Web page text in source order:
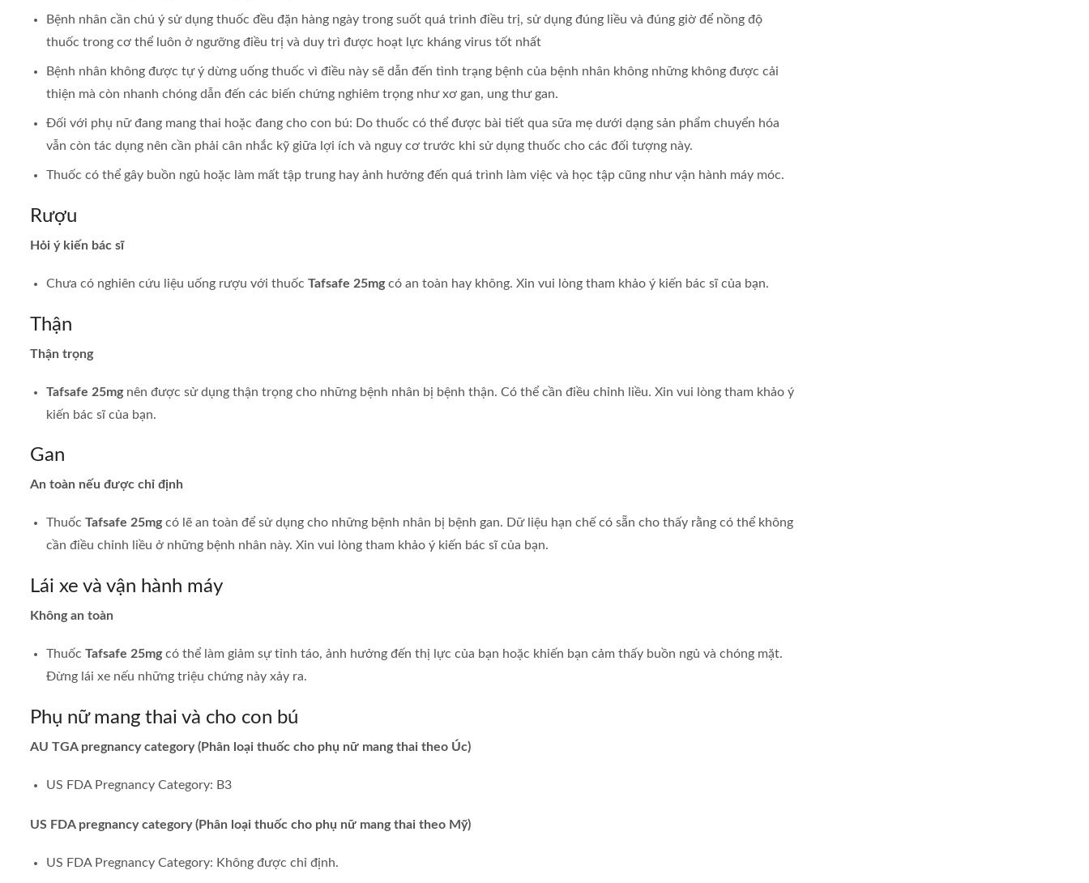
Bệnh nhân cần chú ý sử dụng thuốc đều đặn hàng ngày trong suốt quá trình điều trị, sử dụng đúng liều và đúng giờ để nồng độ
thuốc trong cơ thể luôn ở ngưỡng điều trị và duy trì được hoạt lực kháng virus tốt nhất
Bệnh nhân không được tự ý dừng uống thuốc vì điều này sẽ dẫn đến tình trạng bệnh của bệnh nhân không những không được cải
thiện mà còn nhanh chóng dẫn đến các biến chứng nghiêm trọng như xơ gan, ung thư gan.
Đối với phụ nữ đang mang thai hoặc đang cho con bú: Do thuốc có thể được bài tiết qua sữa mẹ dưới dạng sản phẩm chuyển hóa
vẫn còn tác dụng nên cần phải cân nhắc kỹ giữa lợi ích và nguy cơ trước khi sử dụng thuốc cho các đối tượng này.
Thuốc có thể gây buồn ngủ hoặc làm mất tập trung hay ảnh hưởng đến quá trình làm việc và học tập cũng như vận hành máy móc.
Rượu
Hỏi ý kiến bác sĩ
Chưa có nghiên cứu liệu uống rượu với thuốc Tafsafe 25mgcó an toàn hay không. Xin vui lòng tham khảo ý kiến bác sĩ của bạn.
Thận
Thận trọng
Tafsafe 25mgnên được sử dụng thận trọng cho những bệnh nhân bị bệnh thận. Có thể cần điều chỉnh liều. Xin vui lòng tham khảo ý
kiến bác sĩ của bạn.
Gan
An toàn nếu được chỉ định
Thuốc Tafsafe 25mgcó lẽ an toàn để sử dụng cho những bệnh nhân bị bệnh gan. Dữ liệu hạn chế có sẵn cho thấy rằng có thể không
cần điều chỉnh liều ở những bệnh nhân này. Xin vui lòng tham khảo ý kiến bác sĩ của bạn.
Lái xe và vận hành máy
Không an toàn
Thuốc Tafsafe 25mgcó thể làm giảm sự tỉnh táo, ảnh hưởng đến thị lực của bạn hoặc khiến bạn cảm thấy buồn ngủ và chóng mặt.
Đừng lái xe nếu những triệu chứng này xảy ra.
Phụ nữ mang thai và cho con bú
AU TGA pregnancy category (Phân loại thuốc cho phụ nữ mang thai theo Úc)
US FDA Pregnancy Category: B3
US FDA pregnancy category (Phân loại thuốc cho phụ nữ mang thai theo Mỹ)
US FDA Pregnancy Category: Không được chỉ định.